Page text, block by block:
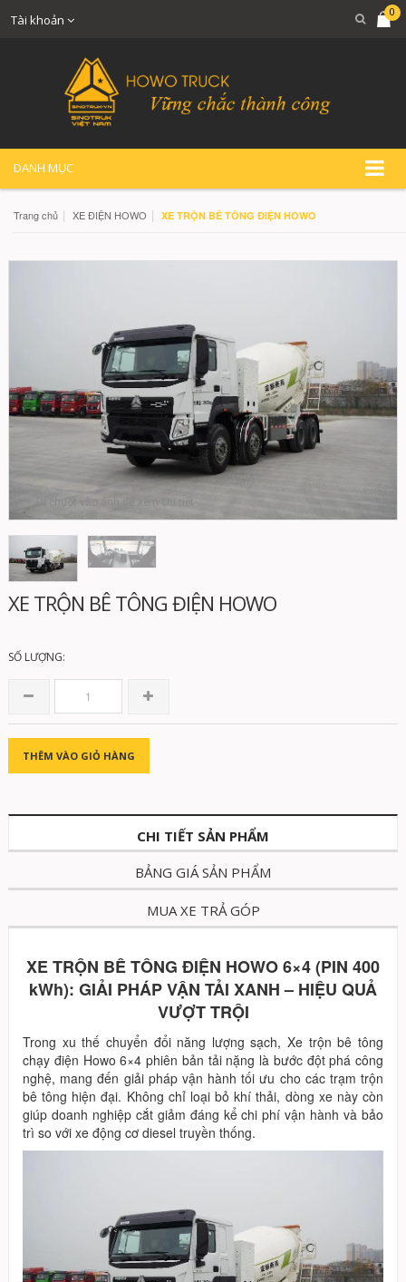
Tài khoản
0
DANH MỤC
Trang chủ | XE ĐIỆN HOWO | XE TRỘN BÊ TÔNG ĐIỆN HOWO
Di chuột vào ảnh để xem chi tiết
XE TRỘN BÊ TÔNG ĐIỆN HOWO
SỐ LƯỢNG:
THÊM VÀO GIỎ HÀNG
CHI TIẾT SẢN PHẨM
BẢNG GIÁ SẢN PHẨM
MUA XE TRẢ GÓP
XE TRỘN BÊ TÔNG ĐIỆN HOWO 6×4 (PIN 400
kWh): GIẢI PHÁP VẬN TẢI XANH – HIỆU QUẢ
VƯỢT TRỘI
Trong xu thế chuyển đổi năng lượng sạch, Xe trộn bê tông
chạy điện Howo 6×4 phiên bản tải nặng là bước đột phá công
nghệ, mang đến giải pháp vận hành tối ưu cho các trạm trộn
bê tông hiện đại. Không chỉ loại bỏ khí thải, dòng xe này còn
giúp doanh nghiệp cắt giảm đáng kể chi phí vận hành và bảo
trì so với xe động cơ diesel truyền thống.